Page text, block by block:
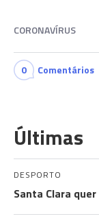
CORONAVÍRUS
0 Comentários
Últimas
DESPORTO
Santa Clara